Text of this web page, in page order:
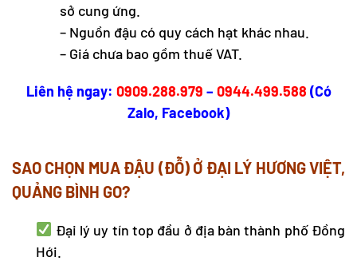
sở cung ứng.
– Nguồn đậu có quy cách hạt khác nhau.
– Giá chưa bao gồm thuế VAT.
Liên hệ ngay: 0909.288.979 – 0944.499.588 (Có
Zalo, Facebook)
SAO CHỌN MUA ĐẬU (ĐỖ) Ở ĐẠI LÝ HƯƠNG VIỆT,
QUẢNG BÌNH GO?
Đại lý uy tín top đầu ở địa bàn thành phố Đồng
Hới.